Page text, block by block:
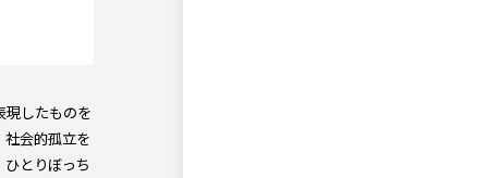
現したものを
会的孤立を
とりぼっち